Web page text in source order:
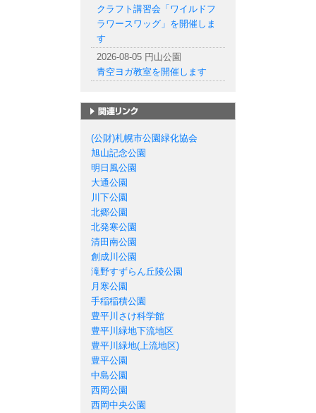
クラフト講習会「ワイルドフ
ラワースワッグ」を開催しま
す
2026-08-05 円山公園
青空ヨガ教室を開催します
(公財)札幌市公園緑化協会
旭山記念公園
明日風公園
大通公園
川下公園
北郷公園
北発寒公園
清田南公園
創成川公園
滝野すずらん丘陵公園
月寒公園
手稲稲積公園
豊平川さけ科学館
豊平川緑地下流地区
豊平川緑地(上流地区)
豊平公園
中島公園
西岡公園
西岡中央公園